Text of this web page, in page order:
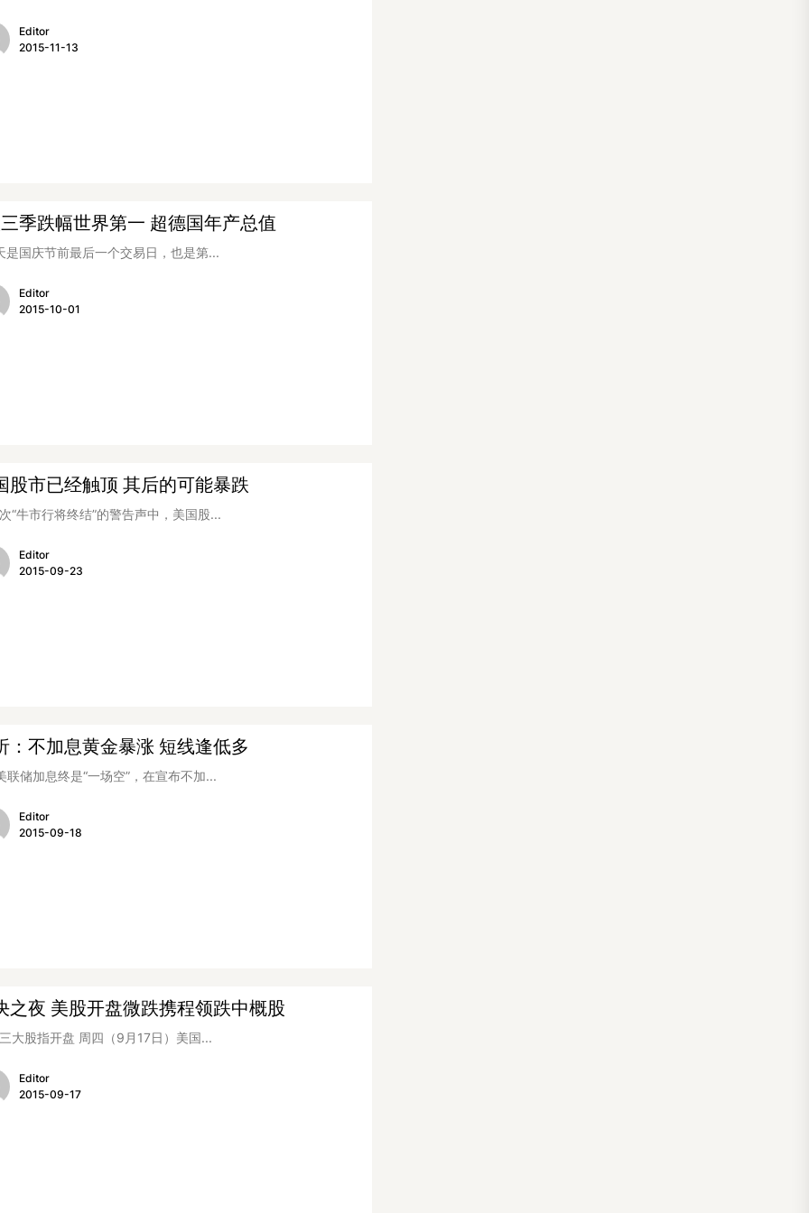
Editor
2015-11-13
季跌幅世界第一 超德国年产总值
国庆节前最后一个交易日，也是第...
Editor
2015-10-01
股市已经触顶 其后的可能暴跌
“牛市行将终结”的警告声中，美国股...
Editor
2015-09-23
：不加息黄金暴涨 短线逢低多
联储加息终是“一场空”，在宣布不加...
Editor
2015-09-18
之夜 美股开盘微跌携程领跌中概股
大股指开盘 周四（9月17日）美国...
Editor
2015-09-17